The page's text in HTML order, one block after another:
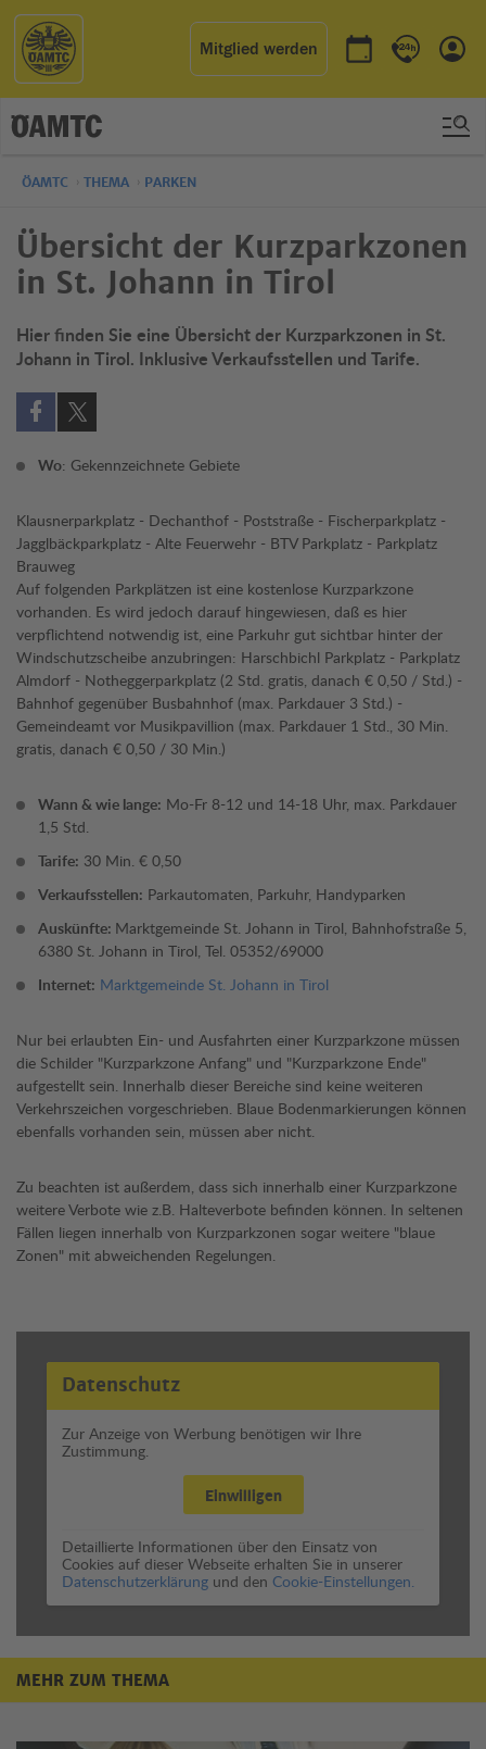
Mitglied werden
Termin buchen
Kontakt &
ÖAMTC THEMA PARKEN
Übersicht der Kurzparkzonen
in St. Johann in Tirol
Hier finden Sie eine Übersicht der Kurzparkzonen in St.
Johann in Tirol. Inklusive Verkaufsstellen und Tarife.
Auf Facebook teilen (öffnet in neuem Fenster)
Auf X teilen (öffnet in neuem Fenster)
Wo: Gekennzeichnete Gebiete
Klausnerparkplatz - Dechanthof - Poststraße - Fischerparkplatz -
Jagglbäckparkplatz - Alte Feuerwehr - BTV Parkplatz - Parkplatz
Brauweg
Auf folgenden Parkplätzen ist eine kostenlose Kurzparkzone
vorhanden. Es wird jedoch darauf hingewiesen, daß es hier
verpflichtend notwendig ist, eine Parkuhr gut sichtbar hinter der
Windschutzscheibe anzubringen: Harschbichl Parkplatz - Parkplatz
Almdorf - Notheggerparkplatz (2 Std. gratis, danach € 0,50 / Std.) -
Bahnhof gegenüber Busbahnhof (max. Parkdauer 3 Std.) -
Gemeindeamt vor Musikpavillion (max. Parkdauer 1 Std., 30 Min.
gratis, danach € 0,50 / 30 Min.)
Wann & wie lange: Mo-Fr 8-12 und 14-18 Uhr, max. Parkdauer
1,5 Std.
Tarife: 30 Min. € 0,50
Verkaufsstellen: Parkautomaten, Parkuhr, Handyparken
Auskünfte: Marktgemeinde St. Johann in Tirol, Bahnhofstraße 5,
6380 St. Johann in Tirol, Tel. 05352/69000
Internet: Marktgemeinde St. Johann in Tirol
Nur bei erlaubten Ein- und Ausfahrten einer Kurzparkzone müssen
die Schilder "Kurzparkzone Anfang" und "Kurzparkzone Ende"
aufgestellt sein. Innerhalb dieser Bereiche sind keine weiteren
Verkehrszeichen vorgeschrieben. Blaue Bodenmarkierungen können
ebenfalls vorhanden sein, müssen aber nicht.
Zu beachten ist außerdem, dass sich innerhalb einer Kurzparkzone
weitere Verbote wie z.B. Halteverbote befinden können. In seltenen
Fällen liegen innerhalb von Kurzparkzonen sogar weitere "blaue
Zonen" mit abweichenden Regelungen.
Datenschutz
Zur Anzeige von Werbung benötigen wir Ihre
Zustimmung.
Einwilligen
Detaillierte Informationen über den Einsatz von
Cookies auf dieser Webseite erhalten Sie in unserer
Datenschutzerklärung und den Cookie-Einstellungen.
MEHR ZUM THEMA